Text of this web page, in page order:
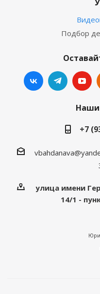
Подбор
Наши
+7
улица имени
14/1 -